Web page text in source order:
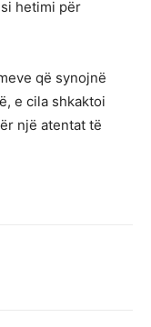
hetimi për
që synojnë
e cila shkaktoi
një atentat të